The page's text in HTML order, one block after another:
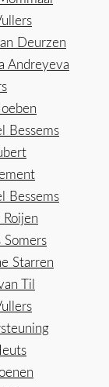
Deurzen
Andreyeva
Bessems
Bessems
Somers
Starren
Til